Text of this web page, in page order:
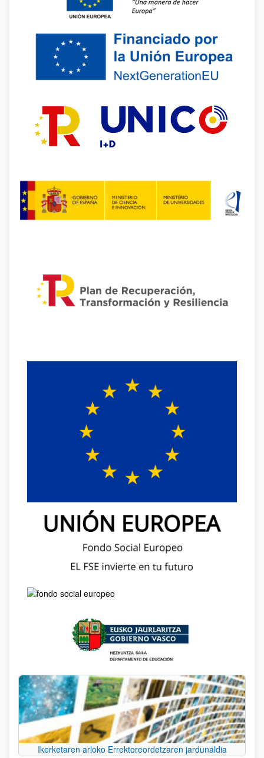
Ikerketaren arloko Errektoreordetzaren jardunaldia